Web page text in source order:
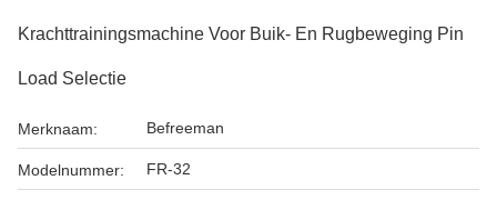
Krachttrainingsmachine Voor Buik- En Rugbeweging Pin
Load Selectie
Merknaam: Befreeman
Modelnummer: FR-32